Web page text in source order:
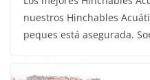
nuestros Hinchables
peques está asegurada.